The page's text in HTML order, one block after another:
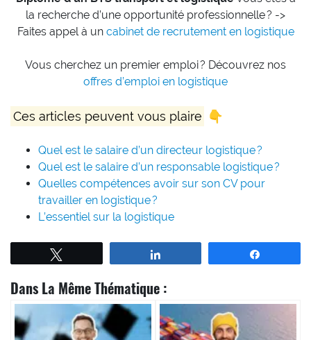
la recherche d’une opportunité professionnelle ? ->
Faites appel à un cabinet de recrutement en logistique
Vous cherchez un premier emploi ? Découvrez nos
offres d’emploi en logistique
Ces articles peuvent vous plaire 👇
Quel est le salaire d’un directeur logistique ?
Quel est le salaire d’un responsable logistique ?
Quelles compétences avoir sur son CV pour
travailler en logistique ?
L’essentiel sur la logistique
Dans La Même Thématique :